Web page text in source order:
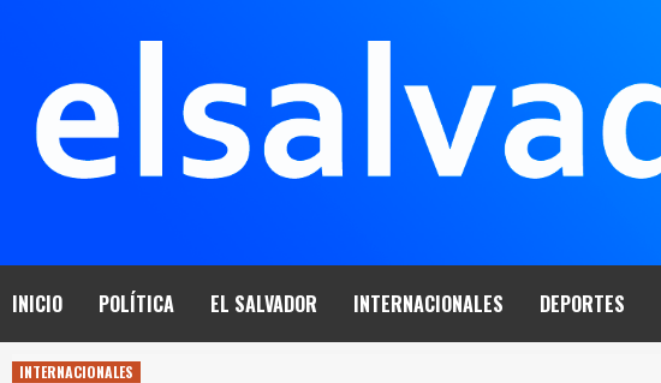
INICIO POLÍTICA EL SALVADOR INTERNACIONALES DEPORTES
INTERNACIONALES